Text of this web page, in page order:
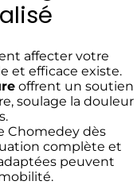
affecter votre
et efficace existe.
offrent un soutien
soulage la douleur
Chomedey dès
complète et
peuvent